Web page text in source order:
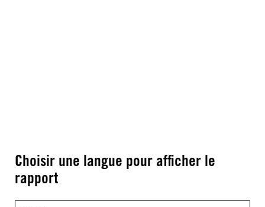
Choisir une langue pour afficher le
rapport